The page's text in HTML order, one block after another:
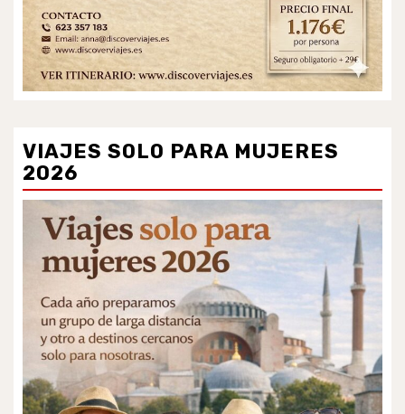
VIAJES SOLO PARA MUJERES
2026